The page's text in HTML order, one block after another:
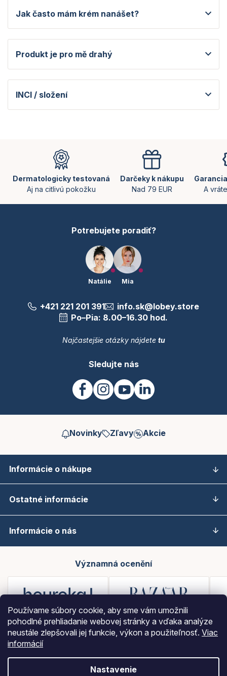
Používame súbory cookie, aby sme vám umožnili
pohodlné prehliadanie webovej stránky a vďaka analýze
neustále zlepšovali jej funkcie, výkon a použiteľnosť. Viac
informácií
Nastavenie
Jak často mám krém nanášet?
Produkt je pro mě drahý
INCI / složení
Dermatologicky testovaná
Aj na citlivú pokožku
Darčeky k nákupu
Nad 79 EUR
A
Potrebujete poradiť?
Natálie Mia
+421 221 201 391
info.sk@lobey.store
Po–Pia: 8.00–16.30 hod.
Najčastejšie otázky nájdete tu
Sledujte nás
Novinky Zľavy Akcie
Informácie o nákupe
Ostatné informácie
Informácie o nás
Významná ocenění